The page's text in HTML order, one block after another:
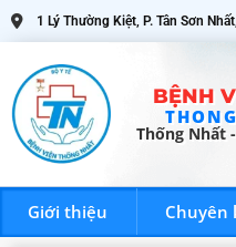
1 Lý Thường Kiệt, P. Tân Sơn
BỆNH
Thống Nhất
BỆNH VIỆN THỐNG
Thống Nhất - Trách Nhiệm - Tình
Giới thiệu Chuyên